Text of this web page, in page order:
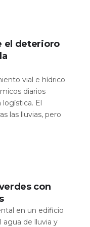
el deterioro
vial e hídrico
diarios
logística. El
las lluvias, pero
con
en un edificio
agua de lluvia y